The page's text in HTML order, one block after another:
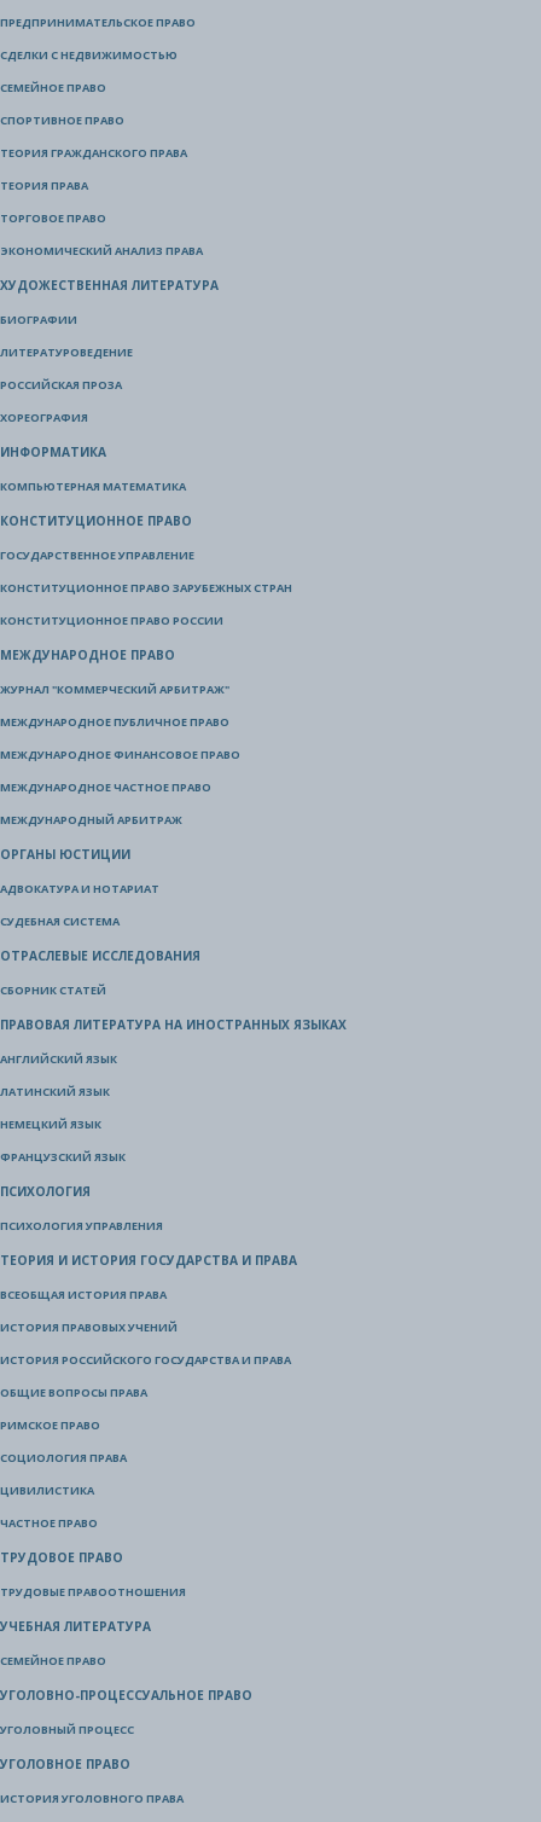
ПРЕДПРИНИМАТЕЛЬСКОЕ ПРАВО
СДЕЛКИ С НЕДВИЖИМОСТЬЮ
СЕМЕЙНОЕ ПРАВО
СПОРТИВНОЕ ПРАВО
ТЕОРИЯ ГРАЖДАНСКОГО ПРАВА
ТЕОРИЯ ПРАВА
ТОРГОВОЕ ПРАВО
ЭКОНОМИЧЕСКИЙ АНАЛИЗ ПРАВА
ХУДОЖЕСТВЕННАЯ ЛИТЕРАТУРА
БИОГРАФИИ
ЛИТЕРАТУРОВЕДЕНИЕ
РОССИЙСКАЯ ПРОЗА
ХОРЕОГРАФИЯ
ИНФОРМАТИКА
КОМПЬЮТЕРНАЯ МАТЕМАТИКА
КОНСТИТУЦИОННОЕ ПРАВО
ГОСУДАРСТВЕННОЕ УПРАВЛЕНИЕ
КОНСТИТУЦИОННОЕ ПРАВО ЗАРУБЕЖНЫХ СТРАН
КОНСТИТУЦИОННОЕ ПРАВО РОССИИ
МЕЖДУНАРОДНОЕ ПРАВО
ЖУРНАЛ "КОММЕРЧЕСКИЙ АРБИТРАЖ"
МЕЖДУНАРОДНОЕ ПУБЛИЧНОЕ ПРАВО
МЕЖДУНАРОДНОЕ ФИНАНСОВОЕ ПРАВО
МЕЖДУНАРОДНОЕ ЧАСТНОЕ ПРАВО
МЕЖДУНАРОДНЫЙ АРБИТРАЖ
ОРГАНЫ ЮСТИЦИИ
АДВОКАТУРА И НОТАРИАТ
СУДЕБНАЯ СИСТЕМА
ОТРАСЛЕВЫЕ ИССЛЕДОВАНИЯ
СБОРНИК СТАТЕЙ
ПРАВОВАЯ ЛИТЕРАТУРА НА ИНОСТРАННЫХ ЯЗЫКАХ
АНГЛИЙСКИЙ ЯЗЫК
ЛАТИНСКИЙ ЯЗЫК
НЕМЕЦКИЙ ЯЗЫК
ФРАНЦУЗСКИЙ ЯЗЫК
ПСИХОЛОГИЯ
ПСИХОЛОГИЯ УПРАВЛЕНИЯ
ТЕОРИЯ И ИСТОРИЯ ГОСУДАРСТВА И ПРАВА
ВСЕОБЩАЯ ИСТОРИЯ ПРАВА
ИСТОРИЯ ПРАВОВЫХ УЧЕНИЙ
ИСТОРИЯ РОССИЙСКОГО ГОСУДАРСТВА И ПРАВА
ОБЩИЕ ВОПРОСЫ ПРАВА
РИМСКОЕ ПРАВО
СОЦИОЛОГИЯ ПРАВА
ЦИВИЛИСТИКА
ЧАСТНОЕ ПРАВО
ТРУДОВОЕ ПРАВО
ТРУДОВЫЕ ПРАВООТНОШЕНИЯ
УЧЕБНАЯ ЛИТЕРАТУРА
СЕМЕЙНОЕ ПРАВО
УГОЛОВНО-ПРОЦЕССУАЛЬНОЕ ПРАВО
УГОЛОВНЫЙ ПРОЦЕСС
УГОЛОВНОЕ ПРАВО
ИСТОРИЯ УГОЛОВНОГО ПРАВА